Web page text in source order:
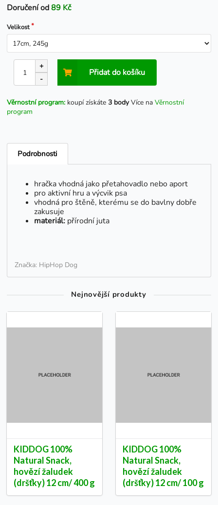
Doručení od89 Kč
Velikost
+
-
Přidat do košíku
Věrnostní program: koupí získáte 3 bodyVíce na Věrnostní
program
Podrobnosti
hračka vhodná jako přetahovadlo nebo aport
pro aktivní hru a výcvik psa
vhodná pro štěně, kterému se do bavlny dobře
zakusuje
materiál: přírodní juta
Značka: HipHop Dog
Nejnovější produkty
KIDDOG 100%
Natural Snack,
hovězí žaludek
(dršťky) 12 cm/ 400 g
KIDDOG 100%
Natural Snack,
hovězí žaludek
(dršťky) 12 cm/ 100 g